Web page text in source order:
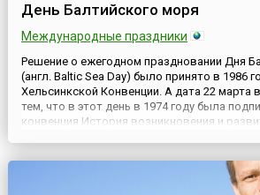
День Балтийского моря
Международные праздники
Решение о ежегодном праздновании Дня
(англ. Baltic Sea Day) было принято в 1986
Хельсинкской Конвенции. А дата 22 марта
тем, что в этот день в 1974 году была
конвенция.История возникновения и